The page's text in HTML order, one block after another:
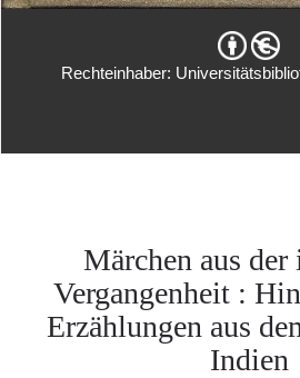
Rechteinhaber:
Märchen aus der
Vergangenheit :
Erzählungen aus
Indien